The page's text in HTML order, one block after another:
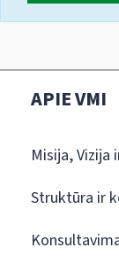
APIE VMI
Misija, Vizija
Struktūra ir